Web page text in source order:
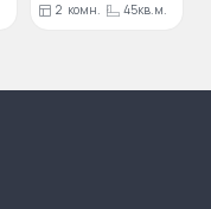
2 комн. 45кв.м.